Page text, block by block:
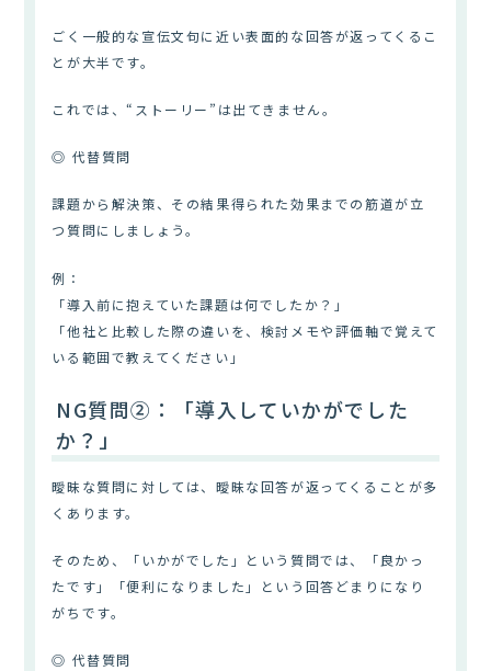
ごく一般的な宣伝文句に近い表面的な回答が返ってくるこ
とが大半です。
これでは、“ストーリー”は出てきません。
◎ 代替質問
課題から解決策、その結果得られた効果までの筋道が立
つ質問にしましょう。
例：
「導入前に抱えていた課題は何でしたか？」
「他社と比較した際の違いを、検討メモや評価軸で覚えて
いる範囲で教えてください」
NG質問②：「導入していかがでした
か？」
曖昧な質問に対しては、曖昧な回答が返ってくることが多
くあります。
そのため、「いかがでした」という質問では、「良かっ
たです」「便利になりました」という回答どまりになり
がちです。
◎ 代替質問